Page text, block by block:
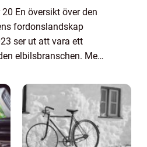
En översikt över den
fordonslandskap
ser ut att vara ett
elbilsbranschen. Med
den snabba tekniska